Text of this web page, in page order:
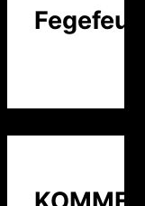
Fegefeuer